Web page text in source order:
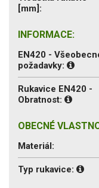
[mm]:
INFORMACE:
EN420 -
požadavky:
Rukavice EN420 -
Obratnost:
OBECNÉ
Materiál:
Typ rukavice: